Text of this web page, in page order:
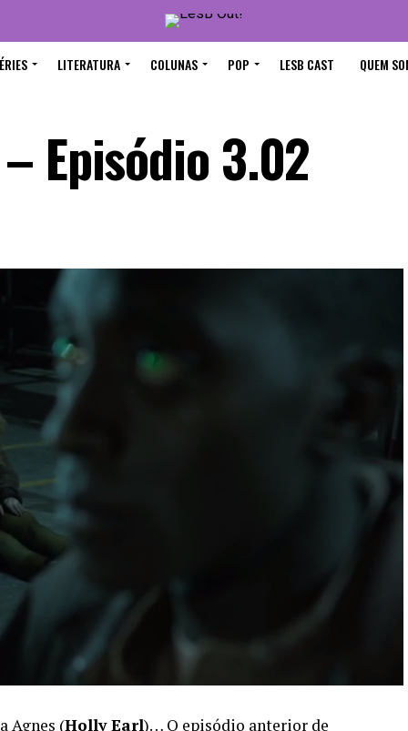
LITERATURA COLUNAS POP LESB CAST QUEM
Episódio 3.02
Agnes (Holly Earl)… O episódio anterior de